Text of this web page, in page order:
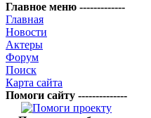
Главное меню -------------
Главная
Новости
Актеры
Форум
Поиск
Карта сайта
Помоги сайту --------------